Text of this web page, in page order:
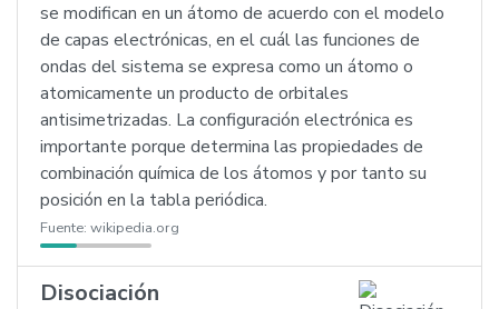
se modifican en un átomo de acuerdo con el modelo
de capas electrónicas, en el cuál las funciones de
ondas del sistema se expresa como un átomo o
atomicamente un producto de orbitales
antisimetrizadas. La configuración electrónica es
importante porque determina las propiedades de
combinación química de los átomos y por tanto su
posición en la tabla periódica.
Fuente: wikipedia.org
Disociación